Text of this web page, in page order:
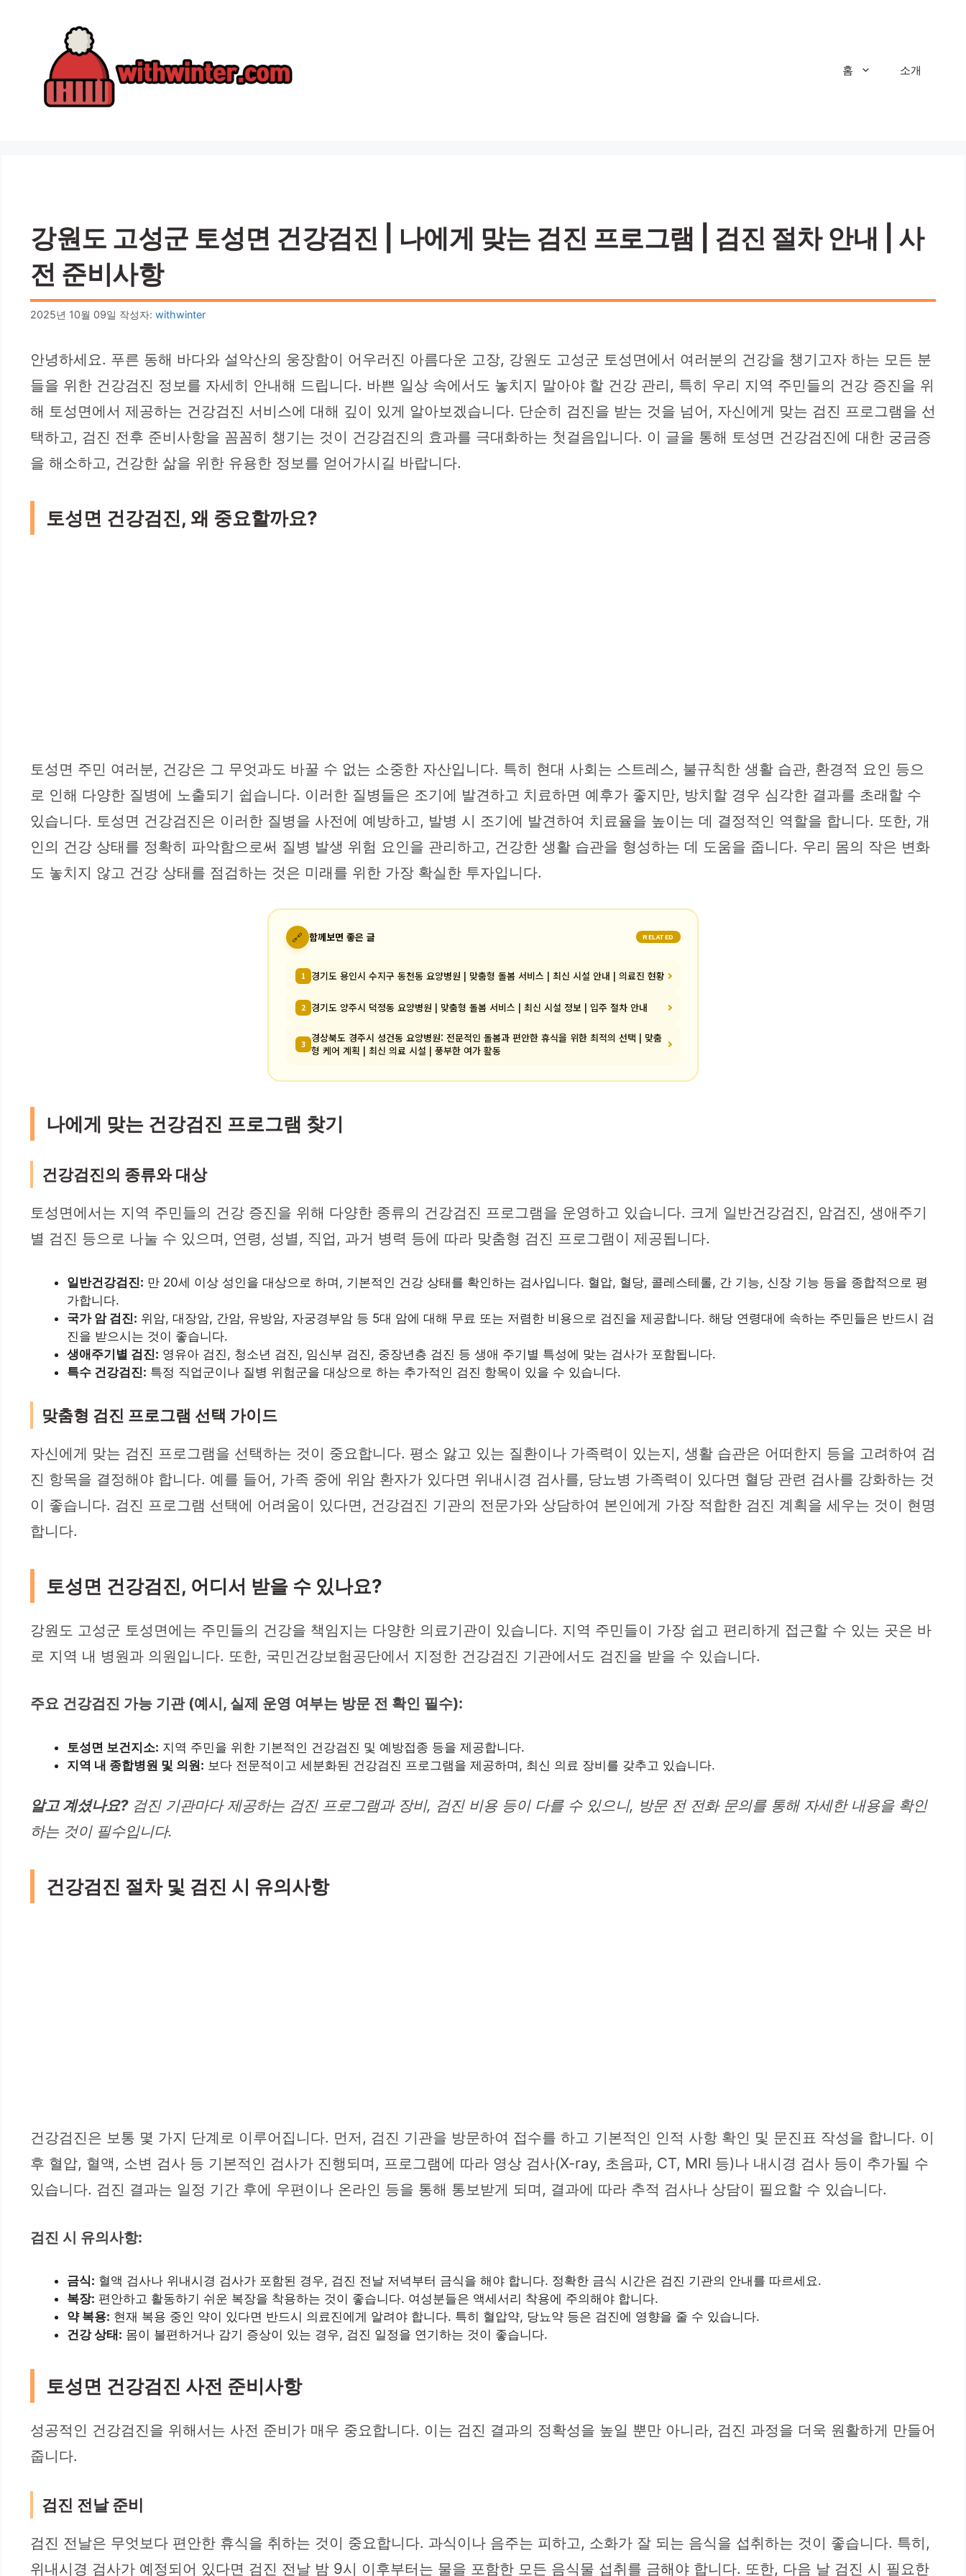
홈 소개
강원도 고성군 토성면 건강검진 | 나에게 맞는 검진 프로그램 | 검진 절차 안내 | 사
전 준비사항
2025년 10월 09일 작성자: withwinter
안녕하세요. 푸른 동해 바다와 설악산의 웅장함이 어우러진 아름다운 고장, 강원도 고성군 토성면에서 여러분의 건강을 챙기고자 하는 모든 분
들을 위한 건강검진 정보를 자세히 안내해 드립니다. 바쁜 일상 속에서도 놓치지 말아야 할 건강 관리, 특히 우리 지역 주민들의 건강 증진을 위
해 토성면에서 제공하는 건강검진 서비스에 대해 깊이 있게 알아보겠습니다. 단순히 검진을 받는 것을 넘어, 자신에게 맞는 검진 프로그램을 선
택하고, 검진 전후 준비사항을 꼼꼼히 챙기는 것이 건강검진의 효과를 극대화하는 첫걸음입니다. 이 글을 통해 토성면 건강검진에 대한 궁금증
을 해소하고, 건강한 삶을 위한 유용한 정보를 얻어가시길 바랍니다.
토성면 건강검진, 왜 중요할까요?
토성면 주민 여러분, 건강은 그 무엇과도 바꿀 수 없는 소중한 자산입니다. 특히 현대 사회는 스트레스, 불규칙한 생활 습관, 환경적 요인 등으
로 인해 다양한 질병에 노출되기 쉽습니다. 이러한 질병들은 조기에 발견하고 치료하면 예후가 좋지만, 방치할 경우 심각한 결과를 초래할 수
있습니다. 토성면 건강검진은 이러한 질병을 사전에 예방하고, 발병 시 조기에 발견하여 치료율을 높이는 데 결정적인 역할을 합니다. 또한, 개
인의 건강 상태를 정확히 파악함으로써 질병 발생 위험 요인을 관리하고, 건강한 생활 습관을 형성하는 데 도움을 줍니다. 우리 몸의 작은 변화
도 놓치지 않고 건강 상태를 점검하는 것은 미래를 위한 가장 확실한 투자입니다.
🔗 함께보면 좋은 글 RELATED
1 경기도 용인시 수지구 동천동 요양병원 | 맞춤형 돌봄 서비스 | 최신 시설 안내 | 의료진 현황
2 경기도 양주시 덕정동 요양병원 | 맞춤형 돌봄 서비스 | 최신 시설 정보 | 입주 절차 안내
3 경상북도 경주시 성건동 요양병원: 전문적인 돌봄과 편안한 휴식을 위한 최적의 선택 | 맞춤
형 케어 계획 | 최신 의료 시설 | 풍부한 여가 활동
나에게 맞는 건강검진 프로그램 찾기
건강검진의 종류와 대상
토성면에서는 지역 주민들의 건강 증진을 위해 다양한 종류의 건강검진 프로그램을 운영하고 있습니다. 크게 일반건강검진, 암검진, 생애주기
별 검진 등으로 나눌 수 있으며, 연령, 성별, 직업, 과거 병력 등에 따라 맞춤형 검진 프로그램이 제공됩니다.
일반건강검진: 만 20세 이상 성인을 대상으로 하며, 기본적인 건강 상태를 확인하는 검사입니다. 혈압, 혈당, 콜레스테롤, 간 기능, 신장 기능 등을 종합적으로 평
가합니다.
국가 암 검진: 위암, 대장암, 간암, 유방암, 자궁경부암 등 5대 암에 대해 무료 또는 저렴한 비용으로 검진을 제공합니다. 해당 연령대에 속하는 주민들은 반드시 검
진을 받으시는 것이 좋습니다.
생애주기별 검진: 영유아 검진, 청소년 검진, 임신부 검진, 중장년층 검진 등 생애 주기별 특성에 맞는 검사가 포함됩니다.
특수 건강검진: 특정 직업군이나 질병 위험군을 대상으로 하는 추가적인 검진 항목이 있을 수 있습니다.
맞춤형 검진 프로그램 선택 가이드
자신에게 맞는 검진 프로그램을 선택하는 것이 중요합니다. 평소 앓고 있는 질환이나 가족력이 있는지, 생활 습관은 어떠한지 등을 고려하여 검
진 항목을 결정해야 합니다. 예를 들어, 가족 중에 위암 환자가 있다면 위내시경 검사를, 당뇨병 가족력이 있다면 혈당 관련 검사를 강화하는 것
이 좋습니다. 검진 프로그램 선택에 어려움이 있다면, 건강검진 기관의 전문가와 상담하여 본인에게 가장 적합한 검진 계획을 세우는 것이 현명
합니다.
토성면 건강검진, 어디서 받을 수 있나요?
강원도 고성군 토성면에는 주민들의 건강을 책임지는 다양한 의료기관이 있습니다. 지역 주민들이 가장 쉽고 편리하게 접근할 수 있는 곳은 바
로 지역 내 병원과 의원입니다. 또한, 국민건강보험공단에서 지정한 건강검진 기관에서도 검진을 받을 수 있습니다.
주요 건강검진 가능 기관 (예시, 실제 운영 여부는 방문 전 확인 필수):
토성면 보건지소: 지역 주민을 위한 기본적인 건강검진 및 예방접종 등을 제공합니다.
지역 내 종합병원 및 의원: 보다 전문적이고 세분화된 건강검진 프로그램을 제공하며, 최신 의료 장비를 갖추고 있습니다.
알고 계셨나요?검진 기관마다 제공하는 검진 프로그램과 장비, 검진 비용 등이 다를 수 있으니, 방문 전 전화 문의를 통해 자세한 내용을 확인
하는 것이 필수입니다.
건강검진 절차 및 검진 시 유의사항
건강검진은 보통 몇 가지 단계로 이루어집니다. 먼저, 검진 기관을 방문하여 접수를 하고 기본적인 인적 사항 확인 및 문진표 작성을 합니다. 이
후 혈압, 혈액, 소변 검사 등 기본적인 검사가 진행되며, 프로그램에 따라 영상 검사(X-ray, 초음파, CT, MRI 등)나 내시경 검사 등이 추가될 수
있습니다. 검진 결과는 일정 기간 후에 우편이나 온라인 등을 통해 통보받게 되며, 결과에 따라 추적 검사나 상담이 필요할 수 있습니다.
검진 시 유의사항:
금식: 혈액 검사나 위내시경 검사가 포함된 경우, 검진 전날 저녁부터 금식을 해야 합니다. 정확한 금식 시간은 검진 기관의 안내를 따르세요.
복장: 편안하고 활동하기 쉬운 복장을 착용하는 것이 좋습니다. 여성분들은 액세서리 착용에 주의해야 합니다.
약 복용: 현재 복용 중인 약이 있다면 반드시 의료진에게 알려야 합니다. 특히 혈압약, 당뇨약 등은 검진에 영향을 줄 수 있습니다.
건강 상태: 몸이 불편하거나 감기 증상이 있는 경우, 검진 일정을 연기하는 것이 좋습니다.
토성면 건강검진 사전 준비사항
성공적인 건강검진을 위해서는 사전 준비가 매우 중요합니다. 이는 검진 결과의 정확성을 높일 뿐만 아니라, 검진 과정을 더욱 원활하게 만들어
줍니다.
검진 전날 준비
검진 전날은 무엇보다 편안한 휴식을 취하는 것이 중요합니다. 과식이나 음주는 피하고, 소화가 잘 되는 음식을 섭취하는 것이 좋습니다. 특히,
위내시경 검사가 예정되어 있다면 검진 전날 밤 9시 이후부터는 물을 포함한 모든 음식물 섭취를 금해야 합니다. 또한, 다음 날 검진 시 필요한